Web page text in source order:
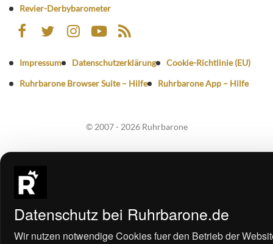
Revier-Derbybarometer
Impressum Datenschutzerklärung
Cookie-Richtlinie (EU)
Ruhrbarone Browser Suite – Hilfe
Ruhrbarone App – Hilfe
© 2007 - 2026 Ruhrbarone
Datenschutz bei Ruhrbarone.de
Wir nutzen notwendige Cookies fuer den Betrieb der